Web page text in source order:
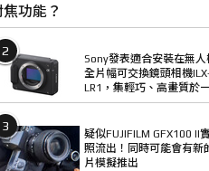
焦功能？
2
Sony發表適合安裝在無人
全片幅可交換鏡頭相機
LR1，集輕巧、高畫質於
3
疑似FUJIFILM GFX100 II
照流出！同時可能會有新
片模擬推出